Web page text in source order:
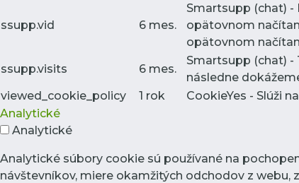
ssupp.vid 6 mes.
Smartsupp (chat)
opätovnom
opätovnom
ssupp.visits
6 mes.
Smartsupp (chat) -
následne
viewed_cookie_policy
1 rok
CookieYes - Slúži
Analytické
Analytické
Analytické súbory cookie sú používané na
návštevníkov, miere okamžitých odchodov z webu,